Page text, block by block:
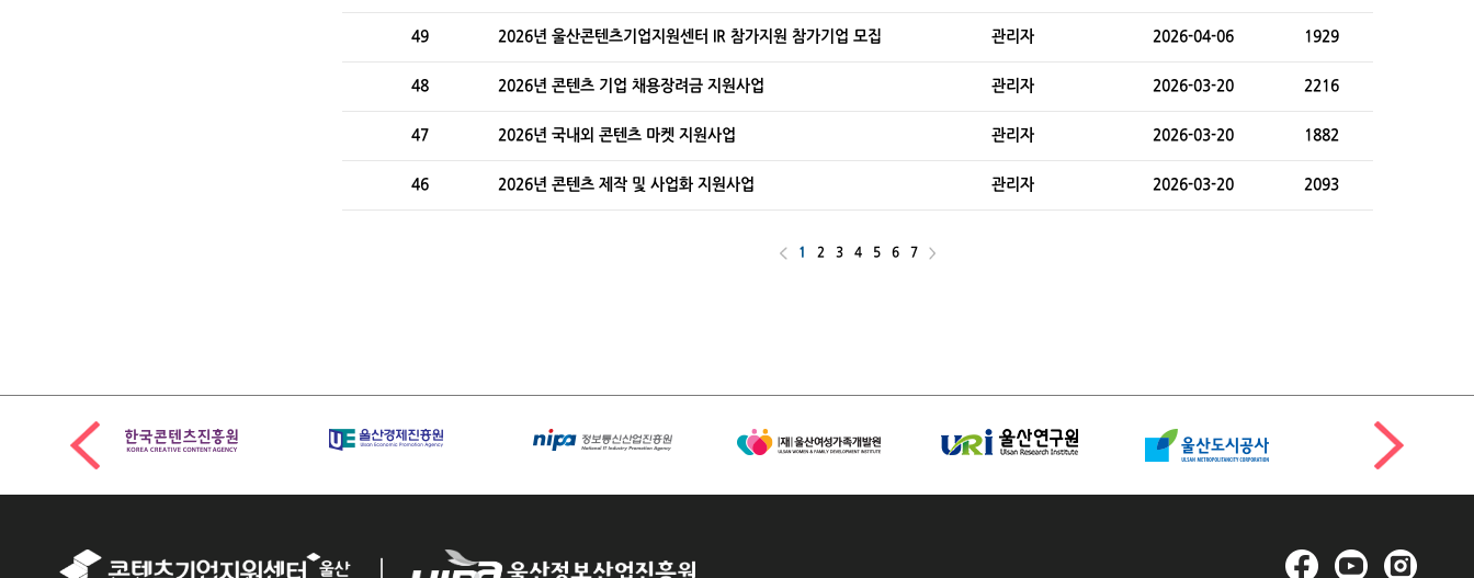
49 2026년 울산콘텐츠기업지원센터 IR 참가지원 참가기업 모집 관리자 2026-04-06 1929
48 2026년 콘텐츠 기업 채용장려금 지원사업 관리자 2026-03-20 2216
47 2026년 국내외 콘텐츠 마켓 지원사업 관리자 2026-03-20 1882
46 2026년 콘텐츠 제작 및 사업화 지원사업 관리자 2026-03-20 2093
1 2 3 4 5 6 7